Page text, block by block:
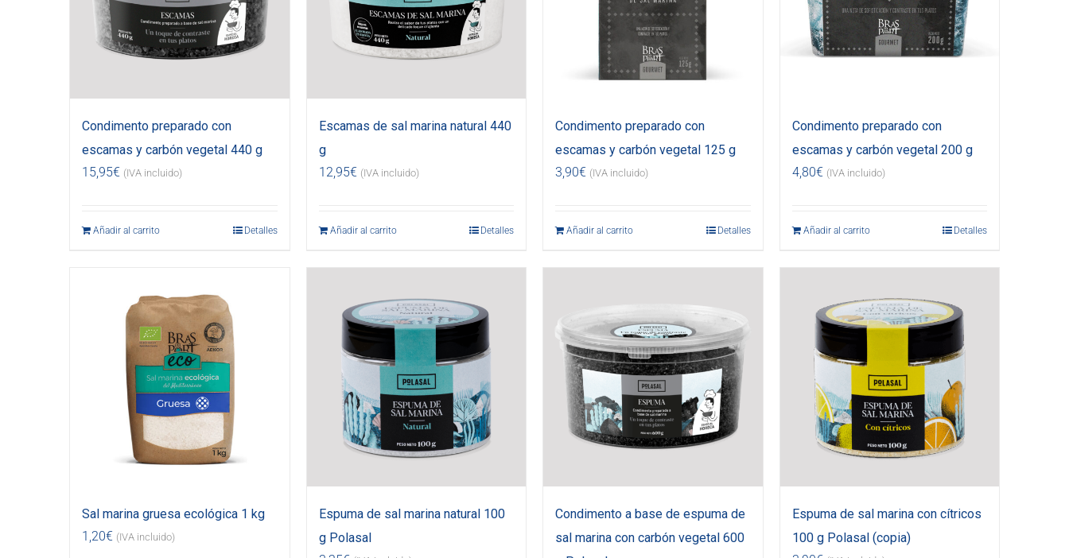
Condimento preparado con
escamas y carbón vegetal 440 g
15,95€ (IVA incluido)
Añadir al carrito Detalles
Escamas de sal marina natural 440
g
12,95€ (IVA incluido)
Añadir al carrito Detalles
Condimento preparado con
escamas y carbón vegetal 125 g
3,90€ (IVA incluido)
Añadir al carrito Detalles
Condimento preparado con
escamas y carbón vegetal 200 g
4,80€ (IVA incluido)
Añadir al carrito Detalles
Sal marina gruesa ecológica 1 kg
1,20€ (IVA incluido)
Espuma de sal marina natural 100
g Polasal
Condimento a base de espuma de
sal marina con carbón vegetal 600
Espuma de sal marina con cítricos
100 g Polasal (copia)